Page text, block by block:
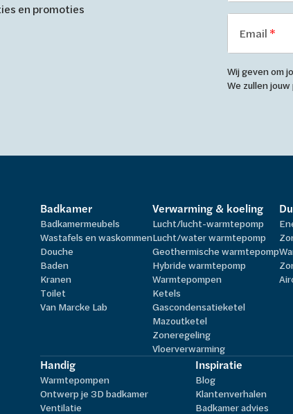
en promoties
Email
Wij geven om
We zullen
Badkamer
Badkamermeubels
Wastafels en waskommen
Douche
Baden
Kranen
Toilet
Van Marcke Lab
Verwarming & koeling
Lucht/lucht-warmtepomp
Lucht/water warmtepomp
Geothermische warmtepomp
Hybride warmtepomp
Warmtepompen
Ketels
Gascondensatieketel
Mazoutketel
Zoneregeling
Vloerverwarming
Handig
Warmtepompen
Ontwerp je 3D badkamer
Ventilatie
Inspiratie
Blog
Klantenverhalen
Badkamer advies